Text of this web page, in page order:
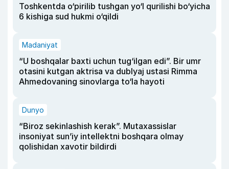
Toshkentda o‘pirilib tushgan yo‘l qurilishi bo‘yicha
6 kishiga sud hukmi o‘qildi
Madaniyat
“U boshqalar baxti uchun tug‘ilgan edi”. Bir umr
otasini kutgan aktrisa va dublyaj ustasi Rimma
Ahmedovaning sinovlarga to‘la hayoti
Dunyo
“Biroz sekinlashish kerak”. Mutaxassislar
insoniyat sun’iy intellektni boshqara olmay
qolishidan xavotir bildirdi